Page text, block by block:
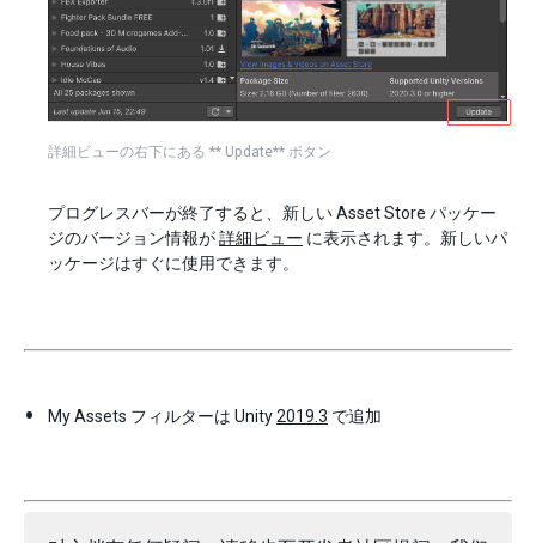
詳細ビューの右下にある ** Update** ボタン
プログレスバーが終了すると、新しい Asset Store パッケー
ジのバージョン情報が詳細ビュー に表示されます。新しいパ
ッケージはすぐに使用できます。
My Assets フィルターは Unity2019.3 で追加